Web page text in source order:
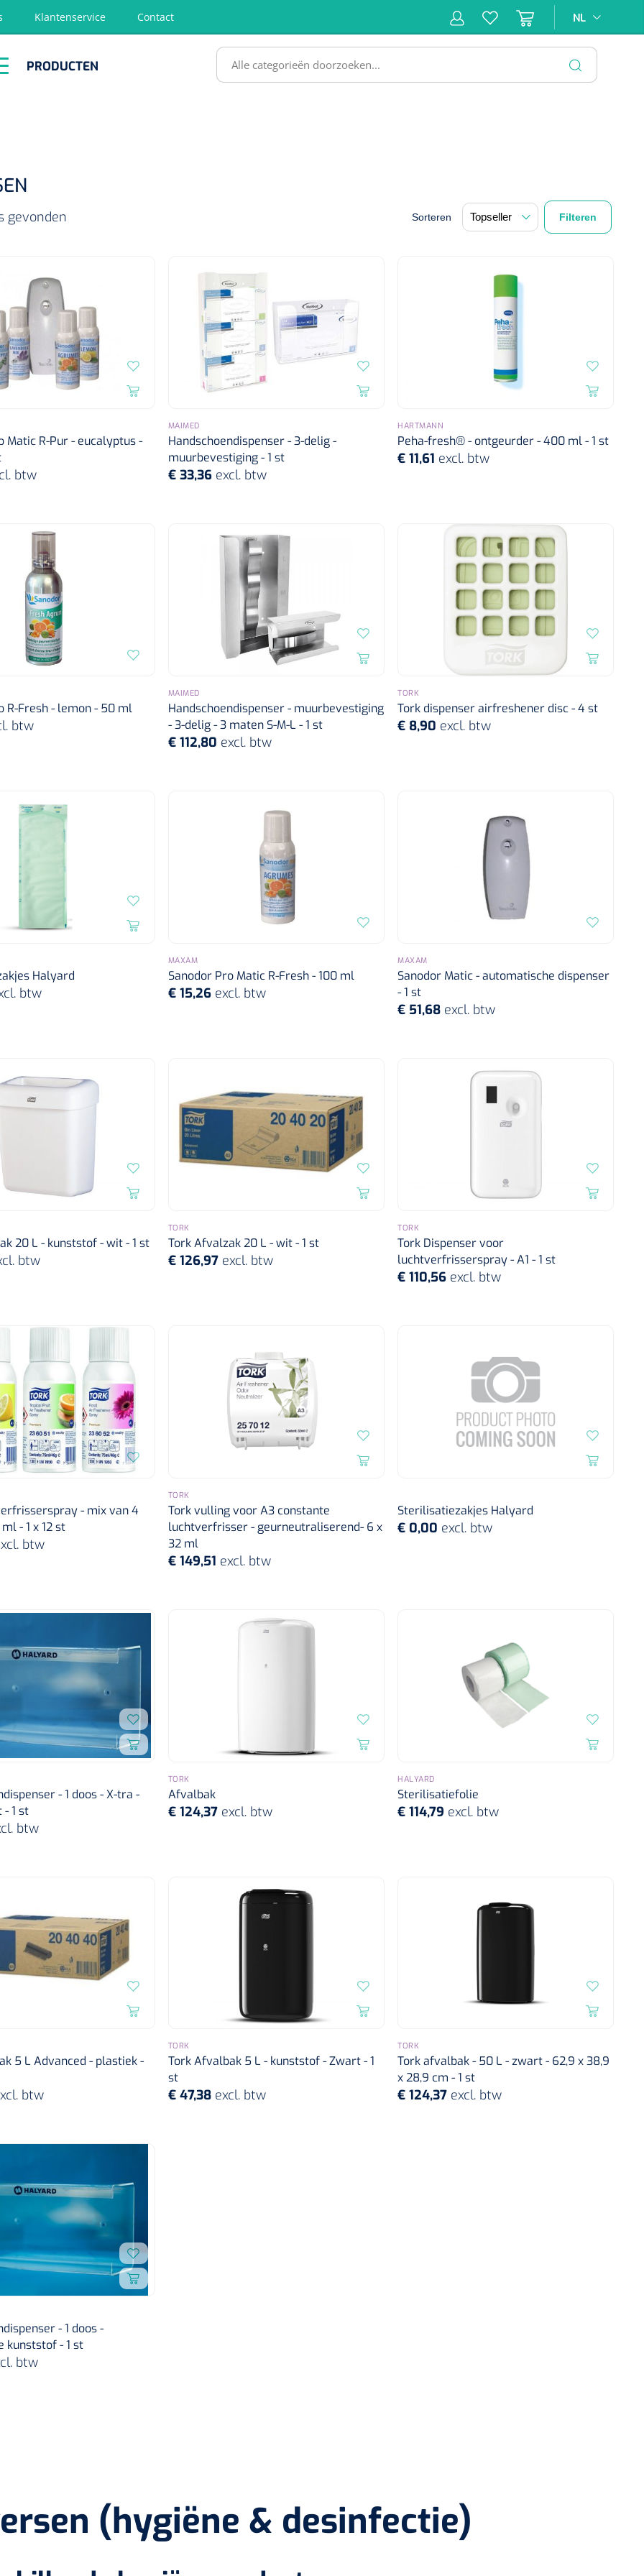
Klantenservice Contact NL
PRODUCTEN
gevonden Sorteren Filteren
Matic R-Pur - eucalyptus -
btw
MAIMED
Handschoendispenser - 3-delig -
muurbevestiging - 1 st
€ 33,36 excl. btw
HARTMANN
Peha-fresh® - ontgeurder - 400 ml - 1 st
€ 11,61 excl. btw
R-Fresh - lemon - 50 ml
btw
MAIMED
Handschoendispenser - muurbevestiging
- 3-delig - 3 maten S-M-L - 1 st
€ 112,80 excl. btw
TORK
Tork dispenser airfreshener disc - 4 st
€ 8,90 excl. btw
Halyard
btw
MAXAM
Sanodor Pro Matic R-Fresh - 100 ml
€ 15,26 excl. btw
MAXAM
Sanodor Matic - automatische dispenser
- 1 st
€ 51,68 excl. btw
20 L - kunststof - wit - 1 st
btw
TORK
Tork Afvalzak 20 L - wit - 1 st
€ 126,97 excl. btw
TORK
Tork Dispenser voor
luchtverfrisserspray - A1 - 1 st
€ 110,56 excl. btw
- mix van 4
- 1 x 12 st
btw
TORK
Tork vulling voor A3 constante
luchtverfrisser - geurneutraliserend- 6 x
32 ml
€ 149,51 excl. btw
Sterilisatiezakjes Halyard
€ 0,00 excl. btw
- 1 doos - X-tra -
1 st
btw
TORK
Afvalbak
€ 124,37 excl. btw
HALYARD
Sterilisatiefolie
€ 114,79 excl. btw
5 L Advanced - plastiek -
btw
TORK
Tork Afvalbak 5 L - kunststof - Zwart - 1
st
€ 47,38 excl. btw
TORK
Tork afvalbak - 50 L - zwart - 62,9 x 38,9
x 28,9 cm - 1 st
€ 124,37 excl. btw
- 1 doos -
kunststof - 1 st
btw
(hygiëne & desinfectie)